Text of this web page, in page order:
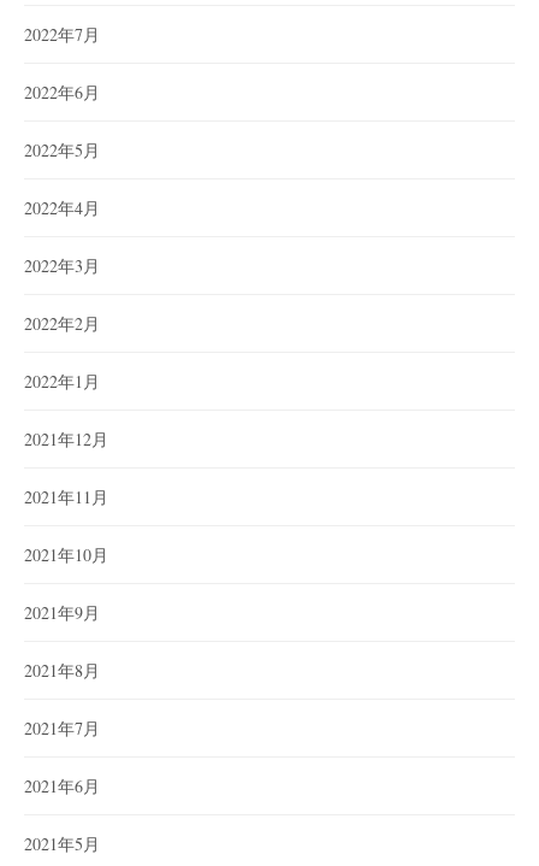
2022年7月
2022年6月
2022年5月
2022年4月
2022年3月
2022年2月
2022年1月
2021年12月
2021年11月
2021年10月
2021年9月
2021年8月
2021年7月
2021年6月
2021年5月